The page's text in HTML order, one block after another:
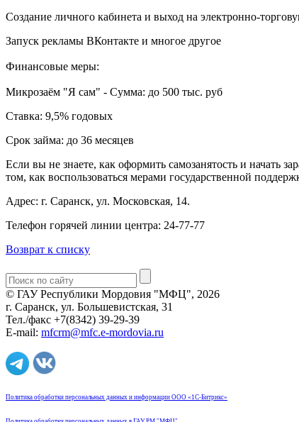
Создание личного кабинета и выход на электронно-
Запуск рекламы ВКонтакте и многое другое
Финансовые меры:
Микрозаём "Я сам" - Сумма: до 500 тыс. руб
Ставка: 9,5% годовых
Срок займа: до 36 месяцев
Если вы не знаете, как оформить самозанятость и начать
том, как воспользоваться мерами государственной
Адрес: г. Саранск, ул. Московская, 14.
Телефон горячей линии центра: 24-77-77
Возврат к списку
© ГАУ Республики Мордовия "МФЦ", 2026
г. Саранск, ул. Большевистская, 31
Тел./факс +7(8342) 39-29-39
E-mail: mfcrm@mfc.e-mordovia.ru
Политика обработки персональных данных и информации ООО «1С-Битрикс»